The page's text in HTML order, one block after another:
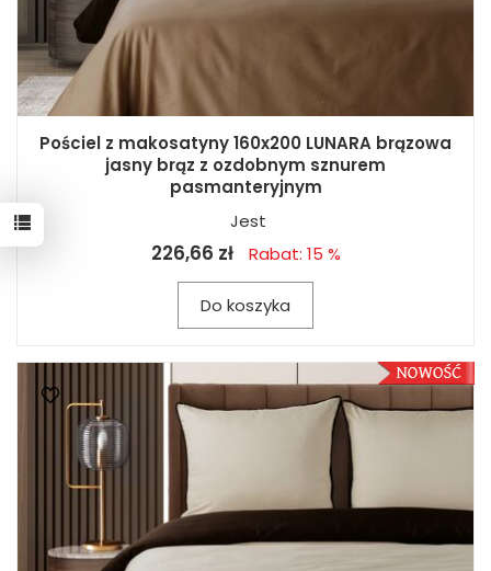
Pościel z makosatyny 160x200 LUNARA brązowa
jasny brąz z ozdobnym sznurem
pasmanteryjnym
Jest
226,66 zł Rabat: 15 %
Do koszyka